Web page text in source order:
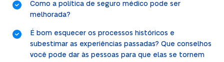
Como a política de seguro médico pode ser
melhorada?
É bom esquecer os processos históricos e
subestimar as experiências passadas? Que conselhos
você pode dar às pessoas para que elas se tornem